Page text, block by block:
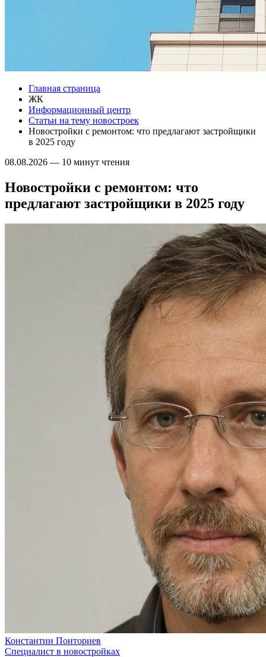
Главная страница
ЖК
Информационный центр
Статьи на тему новостроек
Новостройки с ремонтом: что предлагают застройщики
в 2025 году
08.08.2026 — 10 минут чтения
Новостройки с ремонтом: что
предлагают застройщики в 2025 году
Константин Понториев
Специалист в новостройках